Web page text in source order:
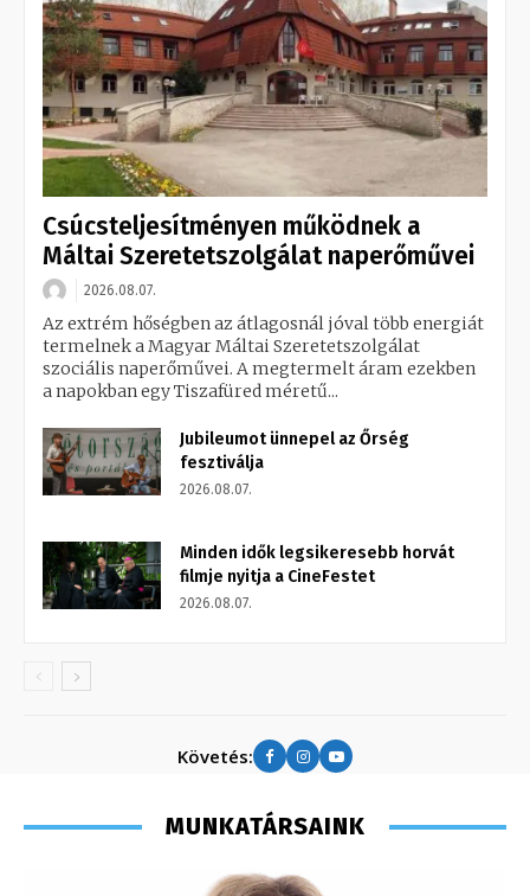
Csúcsteljesítményen működnek a
Máltai Szeretetszolgálat naperőművei
2026.08.07.
Az extrém hőségben az átlagosnál jóval több energiát
termelnek a Magyar Máltai Szeretetszolgálat
szociális naperőművei. A megtermelt áram ezekben
a napokban egy Tiszafüred méretű...
Jubileumot ünnepel az Őrség
fesztiválja
2026.08.07.
Minden idők legsikeresebb horvát
filmje nyitja a CineFestet
2026.08.07.
Követés:
MUNKATÁRSAINK